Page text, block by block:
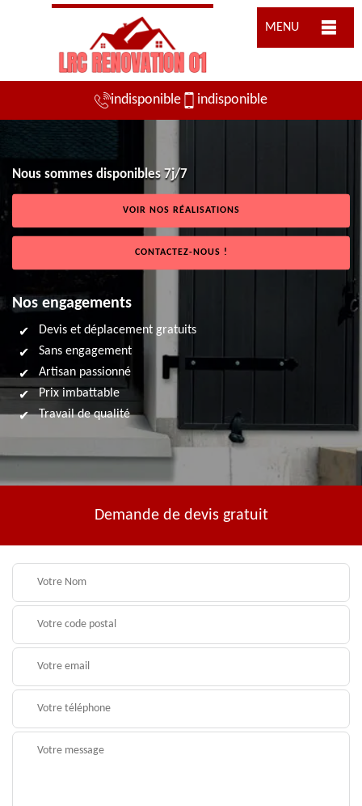
MENU
indisponible indisponible
Nous sommes disponibles 7j/7
VOIR NOS RÉALISATIONS
CONTACTEZ-NOUS !
Nos engagements
Devis et déplacement gratuits
Sans engagement
Artisan passionné
Prix imbattable
Travail de qualité
Demande de devis gratuit